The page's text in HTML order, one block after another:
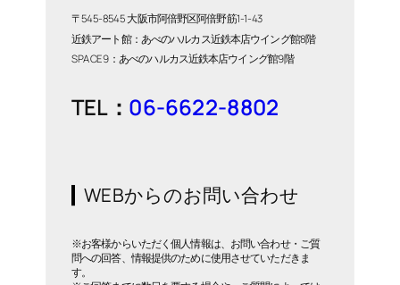
〒545-8545 大阪市阿倍野区阿倍野筋1-1-43
近鉄アート館：あべのハルカス近鉄本店ウイング館8階
SPACE9：あべのハルカス近鉄本店ウイング館9階
TEL： 06-6622-8802
WEBからのお問い合わせ
※お客様からいただく個人情報は、お問い合わせ・ご質
問への回答、情報提供のために使用させていただきま
す。